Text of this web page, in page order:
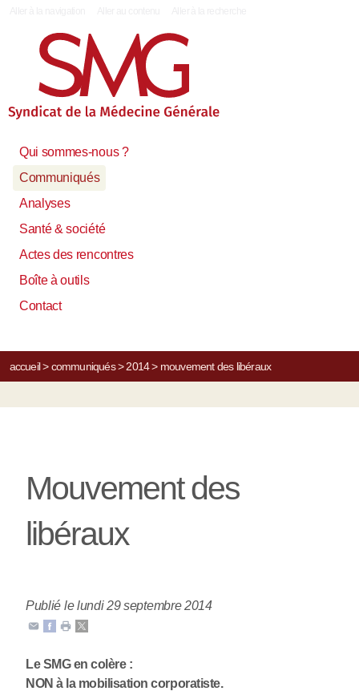
Qui sommes-nous ?
Communiqués
Analyses
Santé & société
Actes des rencontres
Boîte à outils
Contact
accueil> communiqués> 2014> mouvement des libéraux
Mouvement des
libéraux
Publié le lundi 29 septembre 2014
Le SMG en colère :
NON à la mobilisation corporatiste.